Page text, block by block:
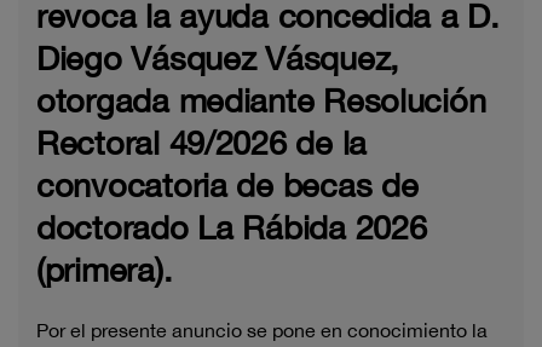
revoca la ayuda concedida a D.
Diego Vásquez Vásquez,
otorgada mediante Resolución
Rectoral 49/2026 de la
convocatoria de becas de
doctorado La Rábida 2026
(primera).
Por el presente anuncio se pone en conocimiento la